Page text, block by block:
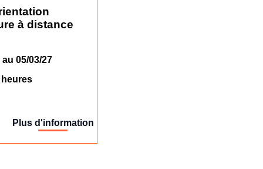
à distance
au 05/03/27
heures
Plus d'information